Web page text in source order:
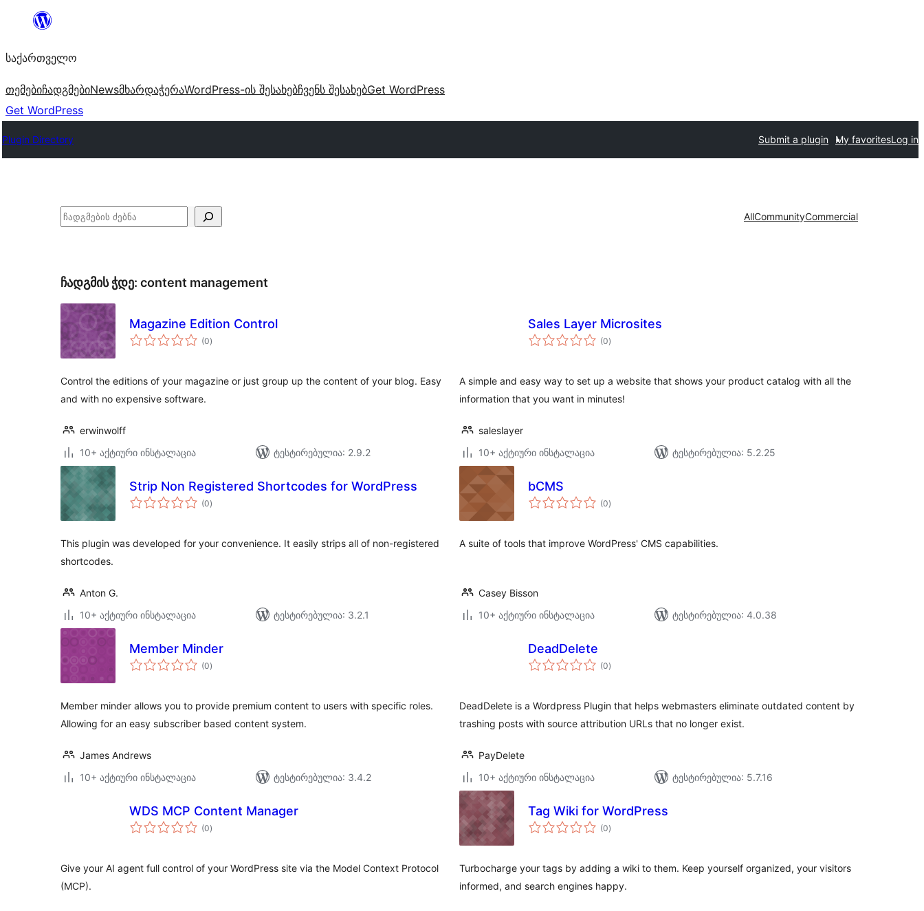
შიგთავსზე
საქართველო
თემებიჩადგმებიNewsმხარდაჭერაWordPress-ის შესახებჩვენს შესახებGet WordPress
Get WordPress
Plugin Directory Submit a plugin My favoritesLog in
ძებნა AllCommunityCommercial
ჩადგმის ჭდე: content management
Magazine Edition Control
(0საერთო
რეიტინგი
)
Control the editions of your magazine or just group up the content of your blog. Easy
and with no expensive software.
erwinwolff
10+ აქტიური ინსტალაცია
ტესტირებულია: 2.9.2
Sales Layer Microsites
(0საერთო
რეიტინგი
)
A simple and easy way to set up a website that shows your product catalog with all the
information that you want in minutes!
saleslayer
10+ აქტიური ინსტალაცია
ტესტირებულია: 5.2.25
Strip Non Registered Shortcodes for WordPress
(0საერთო
რეიტინგი
)
This plugin was developed for your convenience. It easily strips all of non-registered
shortcodes.
Anton G.
10+ აქტიური ინსტალაცია
ტესტირებულია: 3.2.1
bCMS
(0საერთო
რეიტინგი
)
A suite of tools that improve WordPress' CMS capabilities.
Casey Bisson
10+ აქტიური ინსტალაცია
ტესტირებულია: 4.0.38
Member Minder
(0საერთო
რეიტინგი
)
Member minder allows you to provide premium content to users with specific roles.
Allowing for an easy subscriber based content system.
James Andrews
10+ აქტიური ინსტალაცია
ტესტირებულია: 3.4.2
DeadDelete
(0საერთო
რეიტინგი
)
DeadDelete is a Wordpress Plugin that helps webmasters eliminate outdated content by
trashing posts with source attribution URLs that no longer exist.
PayDelete
10+ აქტიური ინსტალაცია
ტესტირებულია: 5.7.16
WDS MCP Content Manager
(0საერთო
რეიტინგი
)
Give your AI agent full control of your WordPress site via the Model Context Protocol
(MCP).
Tag Wiki for WordPress
(0საერთო
რეიტინგი
)
Turbocharge your tags by adding a wiki to them. Keep yourself organized, your visitors
informed, and search engines happy.